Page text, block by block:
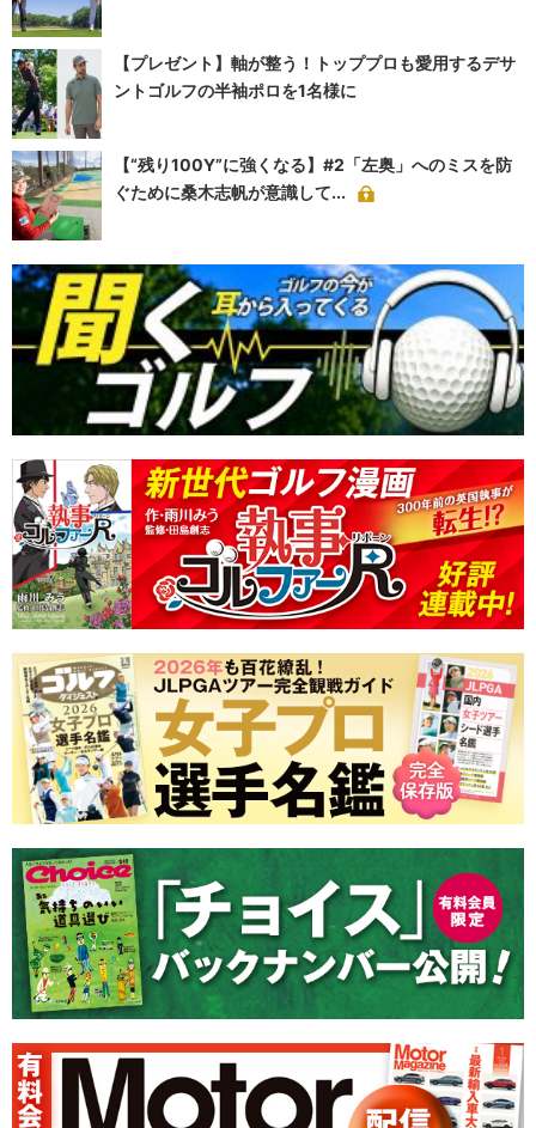
【プレゼント】軸が整う！トッププロも愛用するデサ
ントゴルフの半袖ポロを1名様に
【“残り100Y”に強くなる】#2「左奥」へのミスを防
ぐために桑木志帆が意識して...